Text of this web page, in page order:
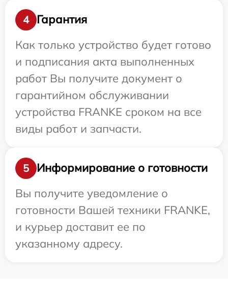
4
Гарантия
Как только устройство будет готово
и подписания акта выполненных
работ Вы получите документ о
гарантийном обслуживании
устройства FRANKE сроком на все
виды работ и запчасти.
5
Информирование о готовности
Вы получите уведомление о
готовности Вашей техники FRANKE,
и курьер доставит ее по
указанному адресу.